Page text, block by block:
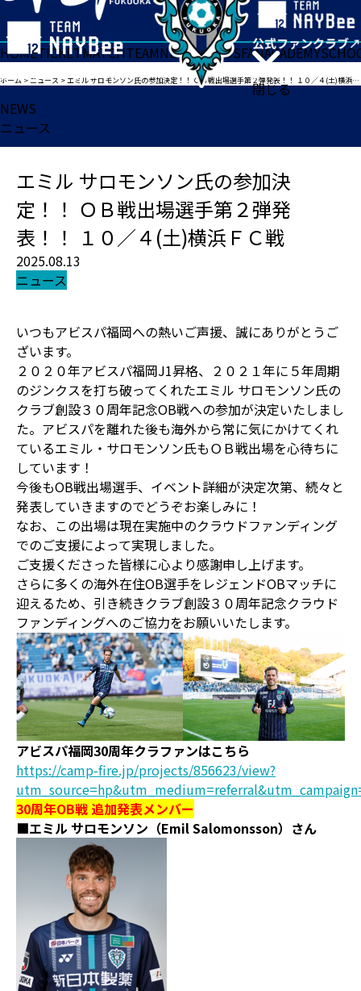
閉じる
HOMETICKETMATCHTEAMNEWSGOODSFANACADEMY
ホーム >ニュース >エミル サロモンソン氏の参加決定！！ ＯＢ戦出場選手第２弾発表！！ １０／４(土)横浜ＦＣ戦
NEWS
ニュース
エミル サロモンソン氏の参加決
定！！ ＯＢ戦出場選手第２弾発
表！！ １０／４(土)横浜ＦＣ戦
2025.08.13
ニュース
いつもアビスパ福岡への熱いご声援、誠にありがとうご
ざいます。
２０２０年アビスパ福岡J1昇格、２０２１年に５年周期
のジンクスを打ち破ってくれたエミル サロモンソン氏の
クラブ創設３０周年記念OB戦への参加が決定いたしまし
た。アビスパを離れた後も海外から常に気にかけてくれ
ているエミル・サロモンソン氏もＯＢ戦出場を心待ちに
しています！
今後もOB戦出場選手、イベント詳細が決定次第、続々と
発表していきますのでどうぞお楽しみに！
なお、この出場は現在実施中のクラウドファンディング
でのご支援によって実現しました。
ご支援くださった皆様に心より感謝申し上げます。
さらに多くの海外在住OB選手をレジェンドOBマッチに
迎えるため、引き続きクラブ創設３０周年記念クラウド
ファンディングへのご協力をお願いいたします。
アビスパ福岡30周年クラファンはこちら
https://camp-fire.jp/projects/856623/view?
30周年OB戦 追加発表メンバー
■エミル サロモンソン（Emil Salomonsson）さん